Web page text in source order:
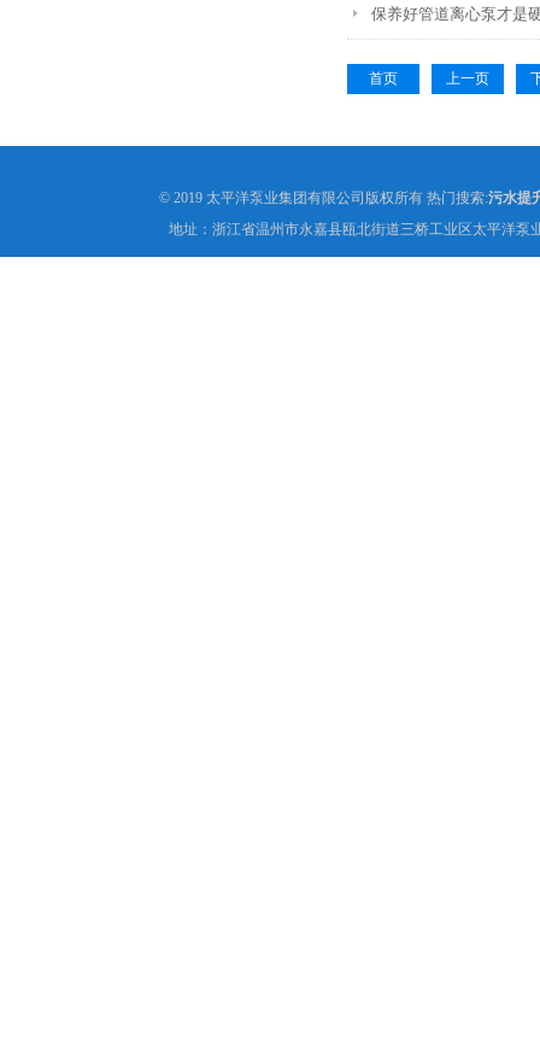
保养好管道离心泵才是
首页 上一页
© 2019 太平洋泵业集团有限公司版权所有 热门搜索:污水提
地址：浙江省温州市永嘉县瓯北街道三桥工业区太平洋泵